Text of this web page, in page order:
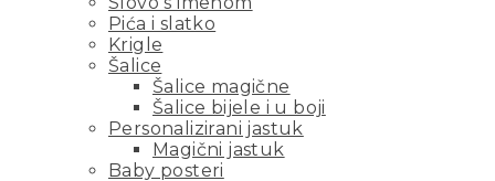
Pića i slatko
Krigle
Šalice
Šalice magične
Šalice bijele i u boji
Personalizirani jastuk
Magični jastuk
Baby posteri